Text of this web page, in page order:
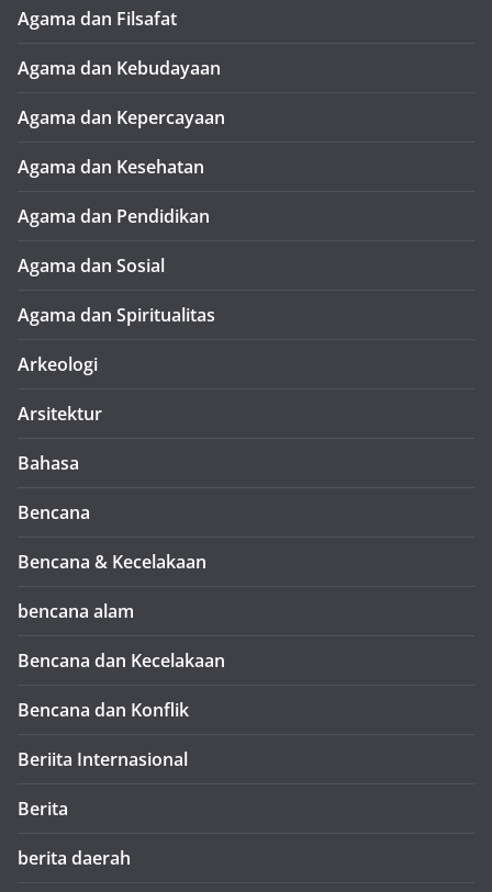
Agama dan Filsafat
Agama dan Kebudayaan
Agama dan Kepercayaan
Agama dan Kesehatan
Agama dan Pendidikan
Agama dan Sosial
Agama dan Spiritualitas
Arkeologi
Arsitektur
Bahasa
Bencana
Bencana & Kecelakaan
bencana alam
Bencana dan Kecelakaan
Bencana dan Konflik
Beriita Internasional
Berita
berita daerah